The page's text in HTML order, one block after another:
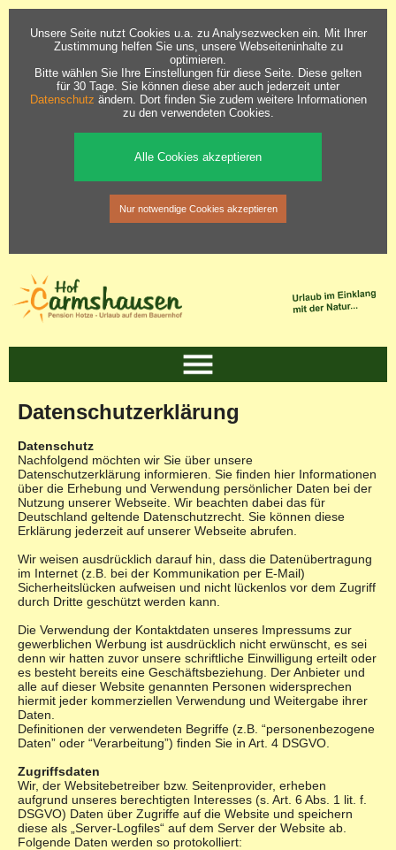
Unsere Seite nutzt Cookies u.a. zu Analysezwecken ein. Mit Ihrer
Zustimmung helfen Sie uns, unsere Webseiteninhalte zu
optimieren.
Bitte wählen Sie Ihre Einstellungen für diese Seite. Diese gelten
für 30 Tage. Sie können diese aber auch jederzeit unter
Datenschutz ändern. Dort finden Sie zudem weitere Informationen
zu den verwendeten Cookies.
Alle Cookies akzeptieren
Nur notwendige Cookies akzeptieren
Unterkunft
Preise
Landwirtschaft
Freizeitangebot
Fotogalerie
Geschichte
Datenschutzerklärung
Datenschutz
Nachfolgend möchten wir Sie über unsere
Datenschutzerklärung informieren. Sie finden hier Informationen
über die Erhebung und Verwendung persönlicher Daten bei der
Nutzung unserer Webseite. Wir beachten dabei das für
Deutschland geltende Datenschutzrecht. Sie können diese
Erklärung jederzeit auf unserer Webseite abrufen.
Wir weisen ausdrücklich darauf hin, dass die Datenübertragung
im Internet (z.B. bei der Kommunikation per E-Mail)
Sicherheitslücken aufweisen und nicht lückenlos vor dem Zugriff
durch Dritte geschützt werden kann.
Die Verwendung der Kontaktdaten unseres Impressums zur
gewerblichen Werbung ist ausdrücklich nicht erwünscht, es sei
denn wir hatten zuvor unsere schriftliche Einwilligung erteilt oder
es besteht bereits eine Geschäftsbeziehung. Der Anbieter und
alle auf dieser Website genannten Personen widersprechen
hiermit jeder kommerziellen Verwendung und Weitergabe ihrer
Daten.
Definitionen der verwendeten Begriffe (z.B. “personenbezogene
Daten” oder “Verarbeitung”) finden Sie in Art. 4 DSGVO.
Zugriffsdaten
Wir, der Websitebetreiber bzw. Seitenprovider, erheben
aufgrund unseres berechtigten Interesses (s. Art. 6 Abs. 1 lit. f.
DSGVO) Daten über Zugriffe auf die Website und speichern
diese als „Server-Logfiles“ auf dem Server der Website ab.
Folgende Daten werden so protokolliert: